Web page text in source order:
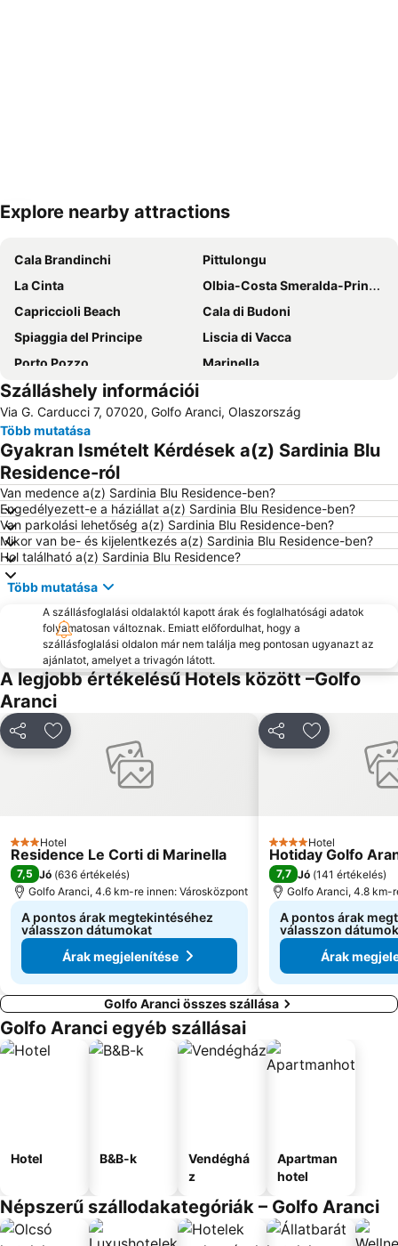
Nagy méretű térkép
Explore nearby attractions
Cala Brandinchi
Pittulongu
La Cinta
Olbia-Costa Smeralda-Prince Karim Aga Khan IV Airport
Capriccioli Beach
Cala di Budoni
Spiaggia del Principe
Liscia di Vacca
Porto Pozzo
Marinella
Cala di Volpe
Poltu Quatu
Baia Sardinia
Spargi
Cala Spinosa
Porto di Golfo Aranci
Spiaggia Capriccioli
Spiaggia Capriccioli
Baia Corallina Beach
Centro Storico
Rena Bianca
Capo Testa Rena di Ponente
Szálláshely információi
Via G. Carducci 7, 07020, Golfo Aranci, Olaszország
Több mutatása
Gyakran Ismételt Kérdések a(z) Sardinia Blu
Residence-ról
Van medence a(z) Sardinia Blu Residence-ben?
Engedélyezett-e a háziállat a(z) Sardinia Blu Residence-ben?
Van parkolási lehetőség a(z) Sardinia Blu Residence-ben?
Mikor van be- és kijelentkezés a(z) Sardinia Blu Residence-ben?
Hol található a(z) Sardinia Blu Residence?
Több mutatása
A szállásfoglalási oldalaktól kapott árak és foglalhatósági adatok
folyamatosan változnak. Emiatt előfordulhat, hogy a
szállásfoglalási oldalon már nem találja meg pontosan ugyanazt az
ajánlatot, amelyet a trivagón látott.
A legjobb értékelésű Hotels között –Golfo
Aranci
MegosztásHozzáadás a kedvencekhez
3 Kategória
Hotel
Residence Le Corti di Marinella
7,5 Jó (636 értékelés)
Golfo Aranci, 4.6 km-re innen: Városközpont
A pontos árak megtekintéséhez
válasszon dátumokat
Árak megjelenítése
MegosztásHozzáadás
4 Kategória
Hotel
Hotiday Golfo
7,7 Jó (141 értékelés)
Golfo Aranci, 4.8 km-
A pontos árak
válasszon
Árak
Golfo Aranci összes szállása
Golfo Aranci egyéb szállásai
Hotel B&B-k
Vendéghá
z
Apartman
hotel
Népszerű szállodakategóriák – Golfo Aranci